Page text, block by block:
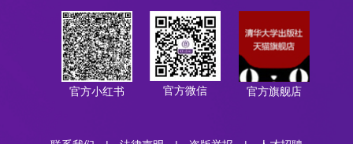
官方小红书 官方微信 官方旗舰店